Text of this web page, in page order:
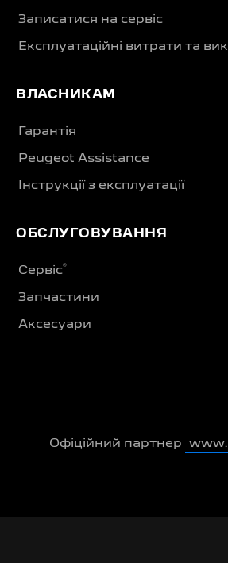
Записатися на сервіс
Експлуатаційні витрати та
ВЛАСНИКАМ
Гарантія
Peugeot Assistance
Інструкції з експлуатації
ОБСЛУГОВУВАННЯ
Сервіс®
Запчастини
Аксесуари
Офіційний партнер